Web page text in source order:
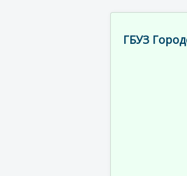
ГБУЗ